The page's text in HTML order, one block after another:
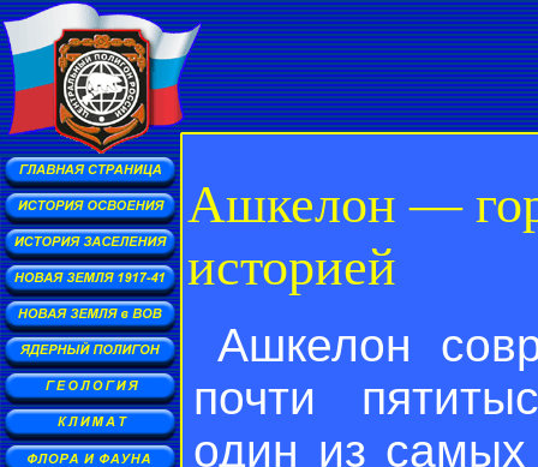
Ашкелон —
историей
Ашкелон
почти
один из самых